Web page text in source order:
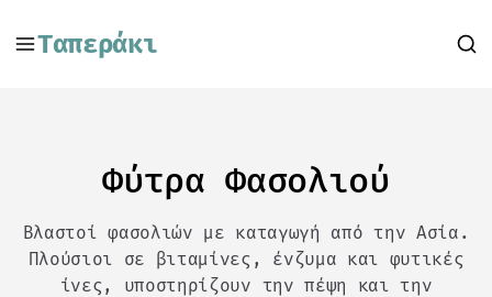
Ταπεράκι
Φύτρα Φασολιού
Βλαστοί φασολιών με καταγωγή από την Ασία.
Πλούσιοι σε βιταμίνες, ένζυμα και φυτικές
ίνες, υποστηρίζουν την πέψη και την